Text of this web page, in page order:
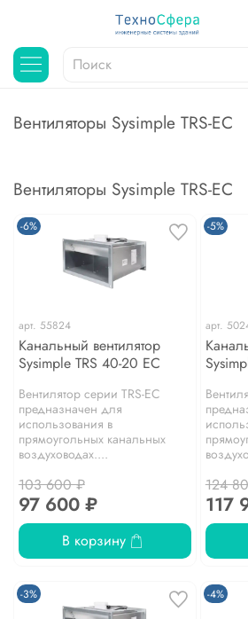
Вентиляторы Sysimple TRS-EC
Вентиляторы Sysimple TRS-EC
-6%
арт. 55824
Канальный вентилятор
Sysimple TRS 40-20 EC
Вентилятор серии TRS-EC
предназначен для
использования в
прямоугольных канальных
воздуховодах....
103 600 ₽
97 600 ₽
В корзину
-5%
арт.
124
117
-3% -4%